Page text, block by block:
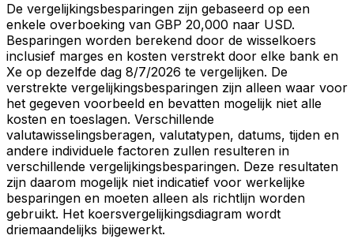
De vergelijkingsbesparingen zijn gebaseerd op een
enkele overboeking van GBP 20,000 naar USD.
Besparingen worden berekend door de wisselkoers
inclusief marges en kosten verstrekt door elke bank en
Xe op dezelfde dag 8/7/2026 te vergelijken. De
verstrekte vergelijkingsbesparingen zijn alleen waar voor
het gegeven voorbeeld en bevatten mogelijk niet alle
kosten en toeslagen. Verschillende
valutawisselingsberagen, valutatypen, datums, tijden en
andere individuele factoren zullen resulteren in
verschillende vergelijkingsbesparingen. Deze resultaten
zijn daarom mogelijk niet indicatief voor werkelijke
besparingen en moeten alleen als richtlijn worden
gebruikt. Het koersvergelijkingsdiagram wordt
driemaandelijks bijgewerkt.